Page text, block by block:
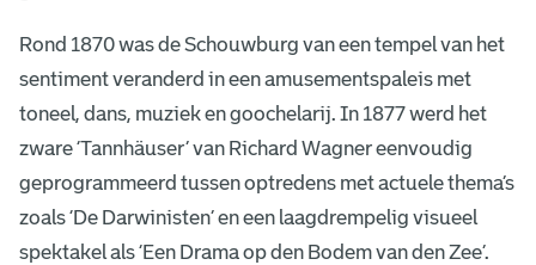
Rond 1870 was de Schouwburg van een tempel van het
sentiment veranderd in een amusementspaleis met
toneel, dans, muziek en goochelarij. In 1877 werd het
zware ‘Tannhäuser’ van Richard Wagner eenvoudig
geprogrammeerd tussen optredens met actuele thema’s
zoals ‘De Darwinisten’ en een laagdrempelig visueel
spektakel als ‘Een Drama op den Bodem van den Zee’.